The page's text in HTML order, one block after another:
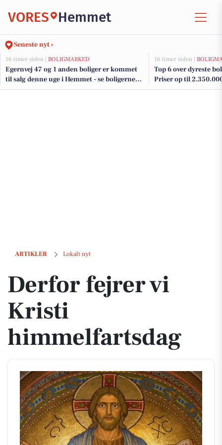
VORES Hemmet
Seneste nyt ›
16 timer siden | BOLIGMARKED
Egernvej 47 og 1 anden boliger er kommet
til salg denne uge i Hemmet - se boligerne
her.
16 timer siden |
Top 6 over dyreste
Priser op til
ARTIKLER Lokalt nyt
Derfor fejrer vi Kristi himmelfartsdag
Derfor fejrer vi
Kristi
himmelfartsdag